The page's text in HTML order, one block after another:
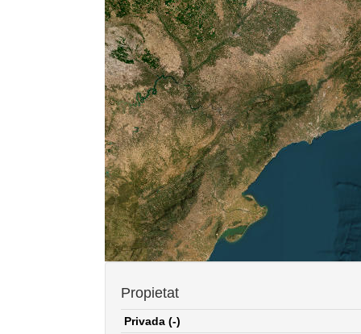
Propietat
Privada (-)